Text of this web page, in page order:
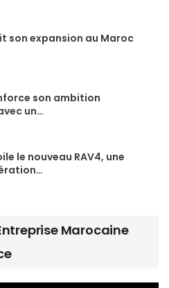
son expansion au Maroc
son ambition
un…
le nouveau RAV4, une
Marocaine